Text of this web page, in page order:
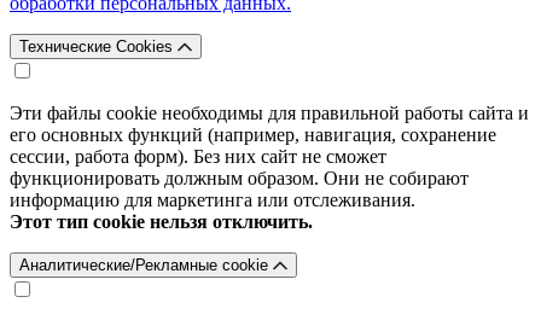
Технические Cookies
Эти файлы cookie необходимы для правильной работы сайта и
его основных функций (например, навигация, сохранение
сессии, работа форм). Без них сайт не сможет
функционировать должным образом. Они не собирают
информацию для маркетинга или отслеживания.
Этот тип cookie нельзя отключить.
Аналитические/Рекламные cookie